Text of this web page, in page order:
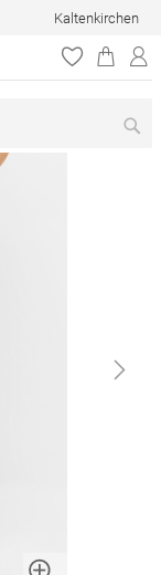
Kaltenkirchen